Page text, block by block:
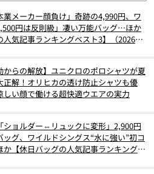
業メーカー顔負け」奇跡の4,990円、ワ
円は反則級」凄い万能バッグ…ほか
人気記事ランキングベスト3】（2026年
からの解放】ユニクロのポロシャツが夏
正解！オリヒカの透け防止シャツも優
しい顔で働ける超快適ウエアの実力
ショルダー⇔リュックに変形」2,900円
ッグ、ワイルドシングス“水に強い”初コ
【休日バッグの人気記事ランキングベ